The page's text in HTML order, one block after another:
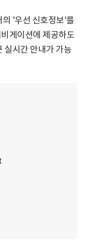
의 '우선 신호정보'를
게이션에 제공하도
실시간 안내가 가능